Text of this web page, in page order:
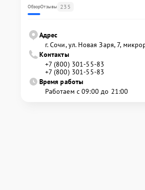
ОбзорОтзывы 235
Адрес
г. Сочи, ул. Новая Заря, 7,
Контакты
+7 (800) 301-55-83
+7 (800) 301-55-83
Время работы
Работаем с 09:00 до 21:00